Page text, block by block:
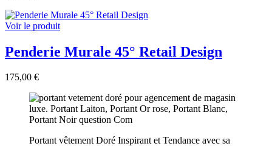
Voir le produit
Penderie Murale 45° Retail Design
175,00 €
Portant vêtement Doré Inspirant et Tendance avec sa